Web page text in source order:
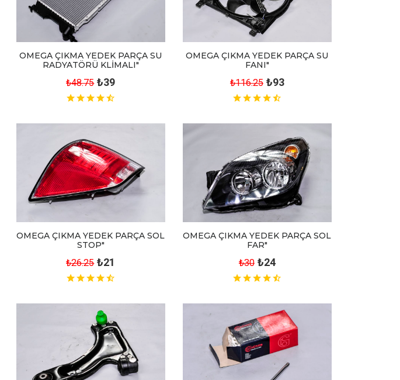
OMEGA ÇIKMA YEDEK PARÇA SU
RADYATÖRÜ KLİMALI"
₺48.75 ₺39
OMEGA ÇIKMA YEDEK PARÇA SU
FANI"
₺116.25 ₺93
OMEGA ÇIKMA YEDEK PARÇA SOL
STOP"
₺26.25 ₺21
OMEGA ÇIKMA YEDEK PARÇA SOL
FAR"
₺30 ₺24